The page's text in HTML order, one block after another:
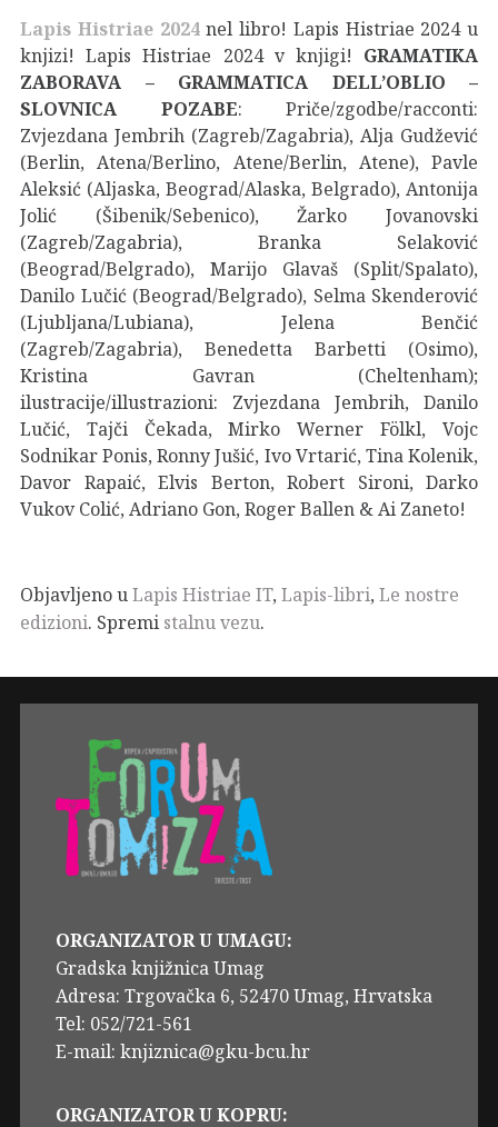
Lapis Histriae 2024nel libro! Lapis Histriae 2024 u
knjizi! Lapis Histriae 2024 v knjigi! GRAMATIKA
ZABORAVA – GRAMMATICA DELL’OBLIO –
SLOVNICA POZABE: Priče/zgodbe/racconti:
Zvjezdana Jembrih (Zagreb/Zagabria), Alja Gudžević
(Berlin, Atena/Berlino, Atene/Berlin, Atene), Pavle
Aleksić (Aljaska, Beograd/Alaska, Belgrado), Antonija
Jolić (Šibenik/Sebenico), Žarko Jovanovski
(Zagreb/Zagabria), Branka Selaković
(Beograd/Belgrado), Marijo Glavaš (Split/Spalato),
Danilo Lučić (Beograd/Belgrado), Selma Skenderović
(Ljubljana/Lubiana), Jelena Benčić
(Zagreb/Zagabria), Benedetta Barbetti (Osimo),
Kristina Gavran (Cheltenham);
ilustracije/illustrazioni: Zvjezdana Jembrih, Danilo
Lučić, Tajči Čekada, Mirko Werner Fölkl, Vojc
Sodnikar Ponis, Ronny Jušić, Ivo Vrtarić, Tina Kolenik,
Davor Rapaić, Elvis Berton, Robert Sironi, Darko
Vukov Colić, Adriano Gon, Roger Ballen & Ai Zaneto!
Objavljeno uLapis Histriae IT, Lapis-libri, Le nostre
edizioni. Spremi stalnu vezu.
ORGANIZATOR U UMAGU:
Gradska knjižnica Umag
Adresa: Trgovačka 6, 52470 Umag, Hrvatska
Tel: 052/721-561
E-mail: knjiznica@gku-bcu.hr
ORGANIZATOR U KOPRU: